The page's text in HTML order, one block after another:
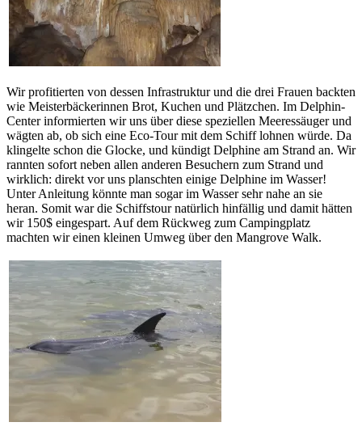
Wir profitierten von dessen Infrastruktur und die drei Frauen backten
wie Meisterbäckerinnen Brot, Kuchen und Plätzchen. Im Delphin-
Center informierten wir uns über diese speziellen Meeressäuger und
wägten ab, ob sich eine Eco-Tour mit dem Schiff lohnen würde. Da
klingelte schon die Glocke, und kündigt Delphine am Strand an. Wir
rannten sofort neben allen anderen Besuchern zum Strand und
wirklich: direkt vor uns planschten einige Delphine im Wasser!
Unter Anleitung könnte man sogar im Wasser sehr nahe an sie
heran. Somit war die Schiffstour natürlich hinfällig und damit hätten
wir 150$ eingespart. Auf dem Rückweg zum Campingplatz
machten wir einen kleinen Umweg über den Mangrove Walk.